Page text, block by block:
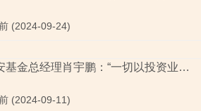
(2024-09-24)
平安基金总经理肖宇鹏：“一切以投资业绩出发”或成空话
(2024-09-11)